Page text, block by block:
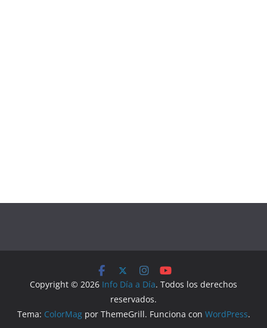
Copyright © 2026 Info Día a Día. Todos los derechos
reservados.
Tema: ColorMagpor ThemeGrill. Funciona con WordPress.